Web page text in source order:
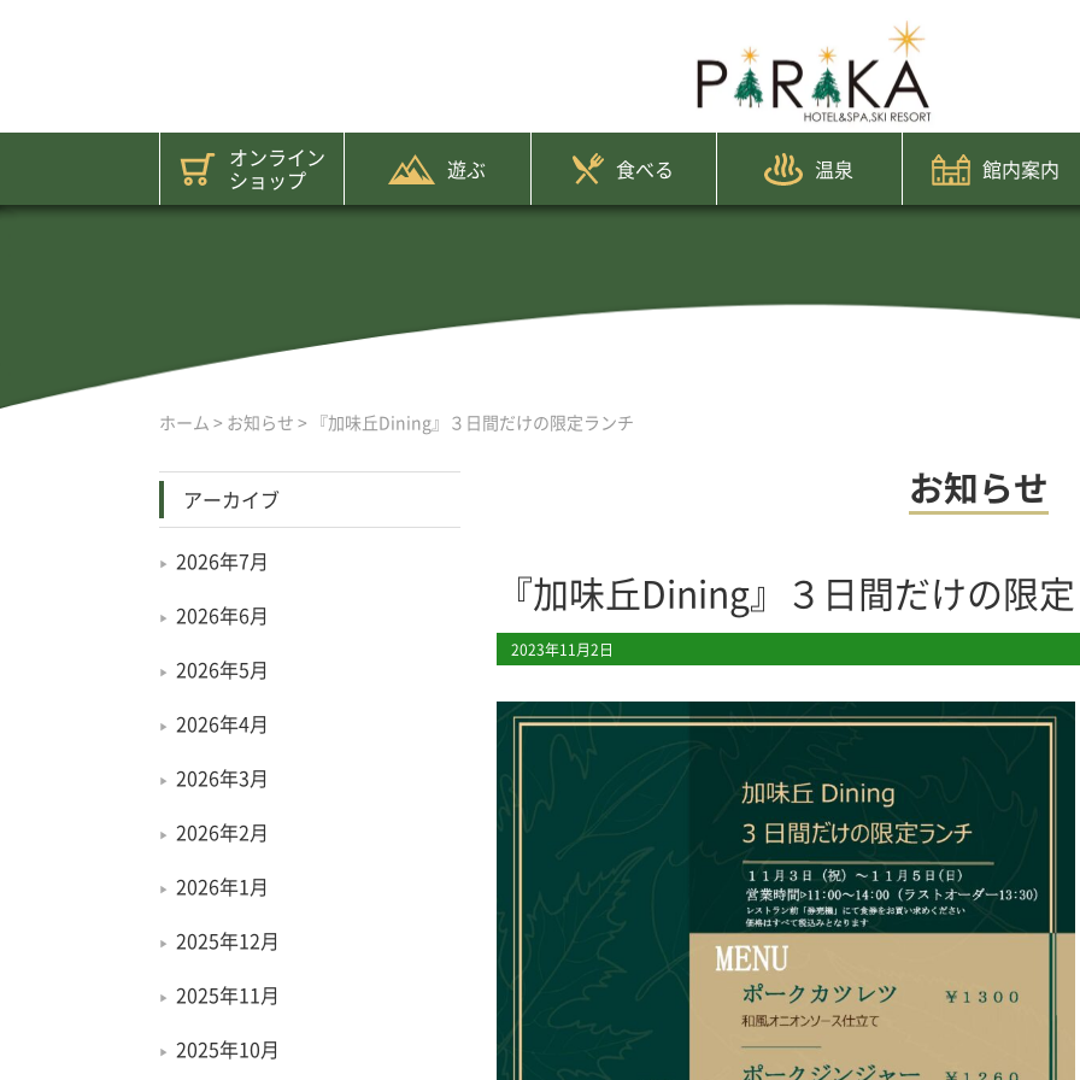
オンライン
ショップ 遊ぶ 食べる 温泉 館内案内
ホーム > お知らせ > 『加味丘Dining』３日間だけの限定ランチ
お知らせ
『加味丘Dining』３日間だけの限
2023年11月2日
アーカイブ
2026年7月
2026年6月
2026年5月
2026年4月
2026年3月
2026年2月
2026年1月
2025年12月
2025年11月
2025年10月